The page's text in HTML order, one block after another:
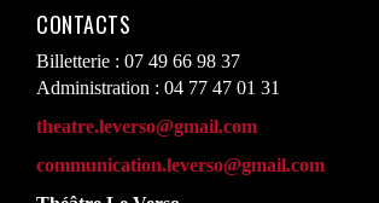
CONTACTS
Billetterie : 07 49 66 98 37
Administration : 04 77 47 01 31
theatre.leverso@gmail.com
communication.leverso@gmail.com